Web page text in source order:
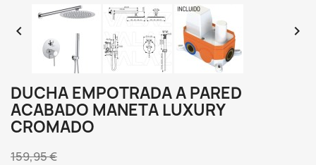
 
DUCHA EMPOTRADA A PARED
ACABADO MANETA LUXURY
CROMADO
159,95 €